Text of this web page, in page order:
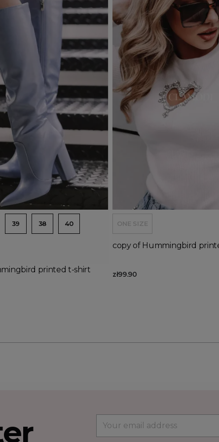
to basket Add to basket
39 38 40
printed t-shirt
ONE SIZE
copy of Hummingbird
zł99.90